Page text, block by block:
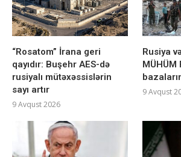
“Rosatom” İrana geri
qayıdır: Buşehr AES-də
rusiyalı mütəxəssislərin
sayı artır
9 Avqust 2026
Rusiya
MÜHÜM
9 Avqust